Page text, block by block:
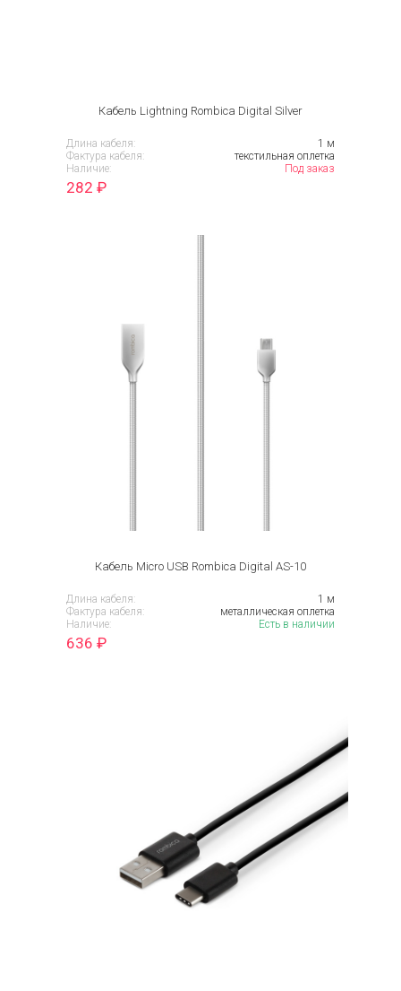
Кабель Lightning Rombica Digital Silver
Длина кабеля:
1 м
Фактура кабеля:
текстильная оплетка
Наличие:
Под заказ
282 ₽
Кабель Micro USB Rombica Digital AS-10
Длина кабеля:
1 м
Фактура кабеля:
металлическая оплетка
Наличие:
Есть в наличии
636 ₽